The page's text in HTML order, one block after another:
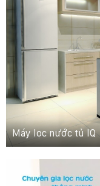
Máy lọc nước tủ IQ